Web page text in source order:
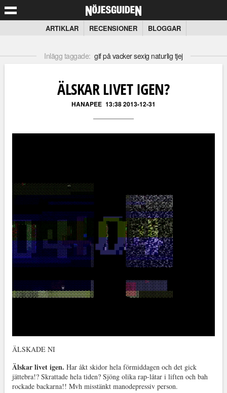
ARTIKLAR RECENSIONER BLOGGAR
Inlägg taggade: gif på vacker sexig naturlig tjej
ÄLSKAR LIVET IGEN?
HANAPEE 13:38 2013-12-31
ÄLSKADE NI
Älskar livet igen. Har åkt skidor hela förmiddagen och det gick
jättebra!? Skrattade hela tiden? Sjöng olika rap-låtar i liften och bah
rockade backarna!! Mvh misstänkt manodepressiv person.